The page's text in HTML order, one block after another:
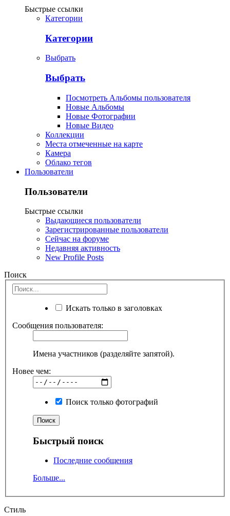
Быстрые ссылки
Категории
Категории
Выбрать
Выбрать
Посмотреть Альбомы пользователя
Новые Альбомы
Новые Фотографии
Новые Видео
Коллекции
Места отмеченные на карте
Камера
Облако тегов
Пользователи
Пользователи
Быстрые ссылки
Выдающиеся пользователи
Зарегистрированные пользователи
Сейчас на форуме
Недавняя активность
New Profile Posts
Поиск
Искать только в заголовках
Сообщения пользователя:
Имена участников (разделяйте запятой).
Новее чем:
Поиск только фотографий
Быстрый поиск
Последние сообщения
Больше...
Стиль